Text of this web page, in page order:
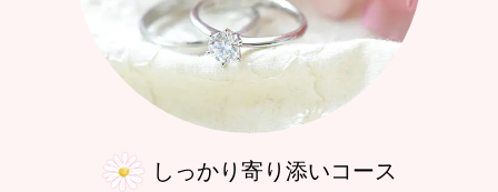
しっかり寄り添いコース